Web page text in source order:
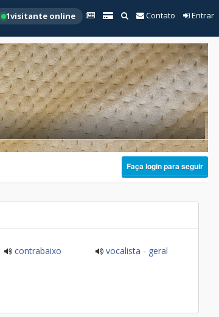
1visitante online Contato Entrar
Faça login para seguir
contrabaixo vocalista - geral